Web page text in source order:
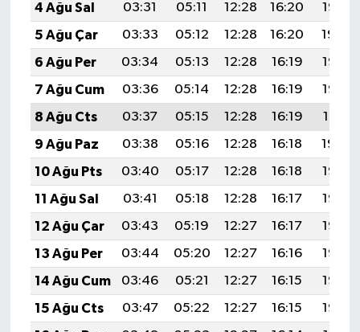
4 Ağu Sal
03:31 05:11 12:28 16:20
19:36
5 Ağu Çar
03:33 05:12 12:28 16:20
19:34
6 Ağu Per
03:34 05:13 12:28 16:19
19:33
7 Ağu Cum
03:36 05:14 12:28 16:19
19:32
8 Ağu Cts
03:37 05:15 12:28 16:19
19:31
9 Ağu Paz
03:38 05:16 12:28 16:18
19:30
10 Ağu Pts
03:40 05:17 12:28 16:18
19:28
11 Ağu Sal
03:41 05:18 12:28 16:17
19:27
12 Ağu Çar
03:43 05:19 12:27 16:17
19:26
13 Ağu Per
03:44 05:20 12:27 16:16
19:25
14 Ağu Cum
03:46 05:21 12:27 16:15
19:23
15 Ağu Cts
03:47 05:22 12:27 16:15
19:22